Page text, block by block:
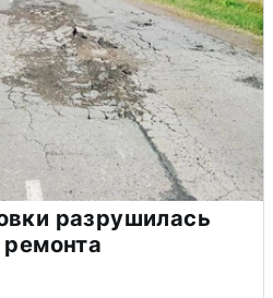
разрушилась
ремонта